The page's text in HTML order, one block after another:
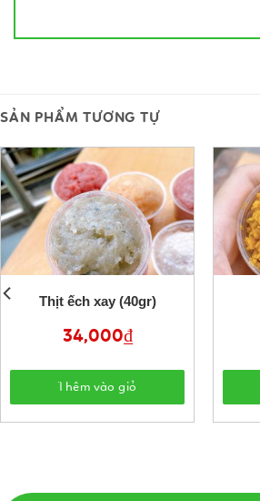
SẢN PHẨM TƯƠNG TỰ
Thịt ếch xay (40gr)
34,000₫
Thêm vào giỏ